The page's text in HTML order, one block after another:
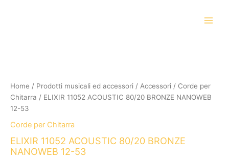
Home / Prodotti musicali ed accessori / Accessori / Corde per
Chitarra / ELIXIR 11052 ACOUSTIC 80/20 BRONZE NANOWEB
12-53
Corde per Chitarra
ELIXIR 11052 ACOUSTIC 80/20 BRONZE
NANOWEB 12-53